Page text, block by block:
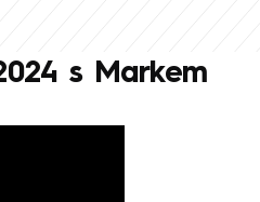
s Markem